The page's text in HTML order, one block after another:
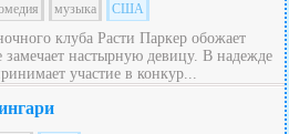
музыка США
клуба Расти Паркер обожает
настырную девицу. В надежде
участие в конкур...